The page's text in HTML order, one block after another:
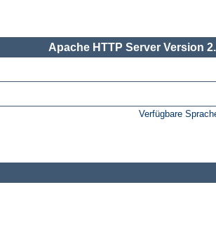
Apache HTTP Server Version
Verfügbare